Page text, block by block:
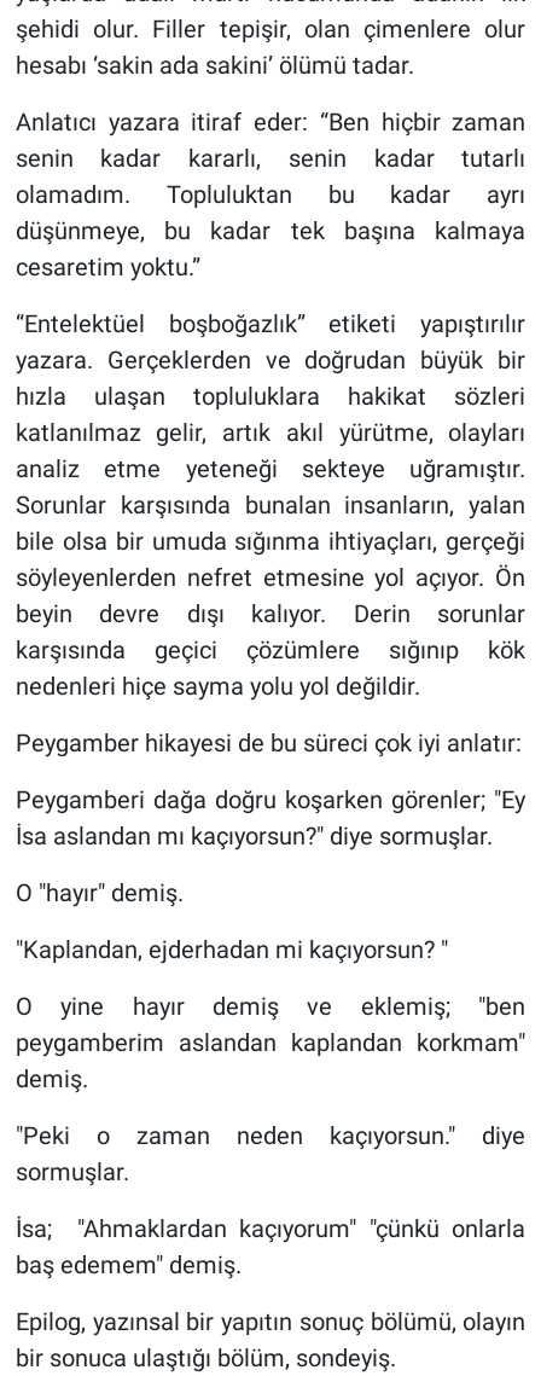
şehidi olur. Filler tepişir, olan çimenlere olur
hesabı ‘sakin ada sakini’ ölümü tadar.
Anlatıcı yazara itiraf eder: “Ben hiçbir zaman
senin kadar kararlı, senin kadar tutarlı
olamadım. Topluluktan bu kadar ayrı
düşünmeye, bu kadar tek başına kalmaya
cesaretim yoktu.”
“Entelektüel boşboğazlık” etiketi yapıştırılır
yazara. Gerçeklerden ve doğrudan büyük bir
hızla ulaşan topluluklara hakikat sözleri
katlanılmaz gelir, artık akıl yürütme, olayları
analiz etme yeteneği sekteye uğramıştır.
Sorunlar karşısında bunalan insanların, yalan
bile olsa bir umuda sığınma ihtiyaçları, gerçeği
söyleyenlerden nefret etmesine yol açıyor. Ön
beyin devre dışı kalıyor. Derin sorunlar
karşısında geçici çözümlere sığınıp kök
nedenleri hiçe sayma yolu yol değildir.
Peygamber hikayesi de bu süreci çok iyi anlatır:
Peygamberi dağa doğru koşarken görenler; "Ey
İsa aslandan mı kaçıyorsun?" diye sormuşlar.
O "hayır" demiş.
"Kaplandan, ejderhadan mi kaçıyorsun? "
O yine hayır demiş ve eklemiş; "ben
peygamberim aslandan kaplandan korkmam"
demiş.
"Peki o zaman neden kaçıyorsun." diye
sormuşlar.
İsa; "Ahmaklardan kaçıyorum" "çünkü onlarla
baş edemem" demiş.
Epilog, yazınsal bir yapıtın sonuç bölümü, olayın
bir sonuca ulaştığı bölüm, sondeyiş.